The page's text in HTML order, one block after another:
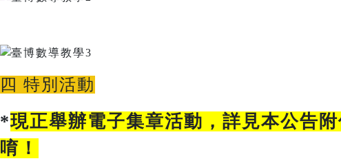
四 特別活動
*現正舉辦電子集章活動，詳見本公告
唷！